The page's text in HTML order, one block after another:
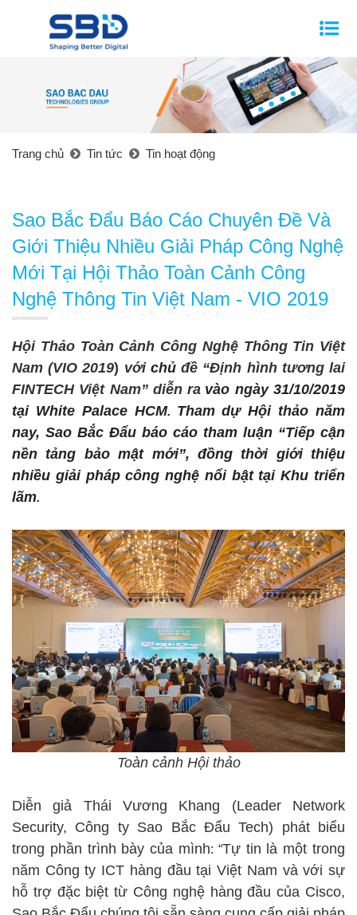
Trang chủ Tin tức Tin hoạt động
Sao Bắc Đẩu Báo Cáo Chuyên Đề Và
Giới Thiệu Nhiều Giải Pháp Công Nghệ
Mới Tại Hội Thảo Toàn Cảnh Công
Nghệ Thông Tin Việt Nam - VIO 2019
Hội Thảo Toàn Cảnh Công Nghệ Thông Tin Việt
Nam (VIO 2019) với chủđề “Định hình tươnglai
FINTECH Việt Nam” diễn ra vào ngày 31/10/2019
tại White Palace HCM. Tham dự Hội thảo năm
nay, Sao Bắc Đẩu báo cáo tham luận “Tiếp cận
nền tảng bảo mật mới”, đồng thời giới thiệu
nhiều giải pháp công nghệ nổi bật tại Khu triển
lãm.
Toàn cảnh Hội thảo
Diễn giả Thái Vương Khang (Leader Network
Security, Công ty Sao Bắc Đẩu Tech) phát biểu
trong phần trình bày của mình: “Tự tin là một trong
năm Công ty ICT hàng đầu tại Việt Nam và với sự
hỗ trợ đặc biệt từ Công nghệ hàng đầu của Cisco,